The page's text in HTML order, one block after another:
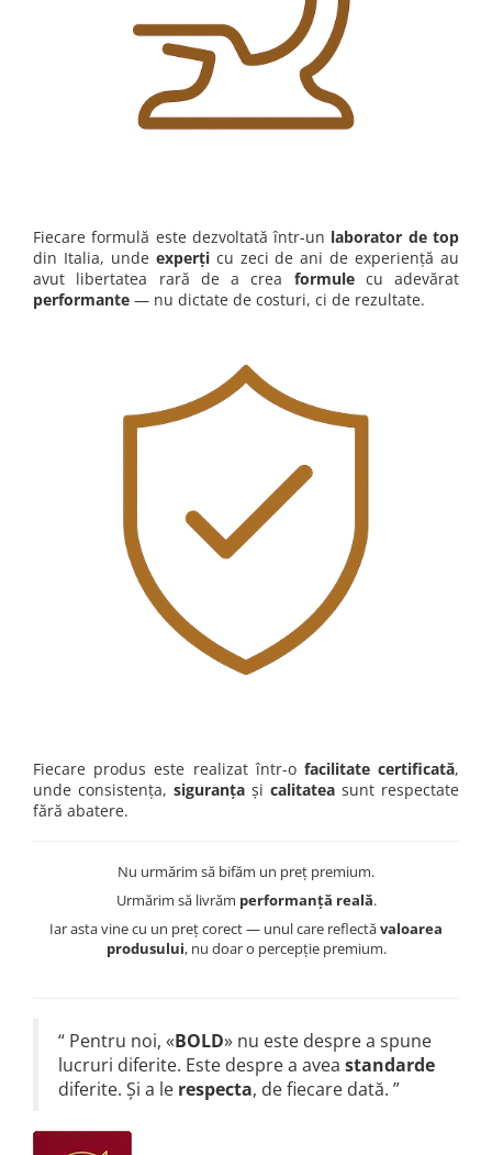
Fiecare formulă este dezvoltată într-un laborator de top
din Italia, unde experțicu zeci de ani de experiență au
avut libertatea rară de a crea formulecu adevărat
performante — nu dictate de costuri, ci de rezultate.
Fiecare produs este realizat într-o facilitate certificată,
unde consistența, siguranța și calitatea sunt respectate
fără abatere.
Nu urmărim să bifăm un preț premium.
Urmărim să livrăm performanță reală.
Iar asta vine cu un preț corect — unul care reflectăvaloarea
produsului, nu doar o percepție premium.
“ Pentru noi, «BOLD» nu este despre a spune
lucruri diferite. Este despre a avea standarde
diferite. Și a le respecta, de fiecare dată. ”